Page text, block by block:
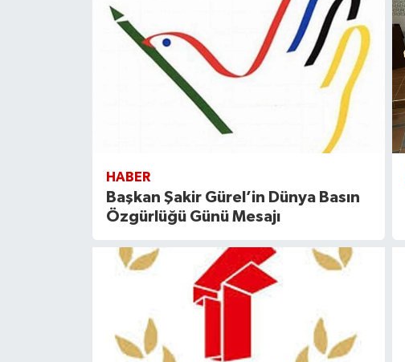
HABER
Başkan Şakir Gürel’in Dünya Basın
Özgürlüğü Günü Mesajı